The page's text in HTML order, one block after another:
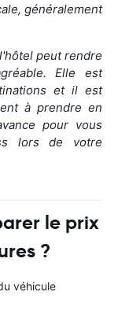
généralement
peut rendre
Elle est
et il est
à prendre en
pour vous
lors de votre
le prix
?
véhicule